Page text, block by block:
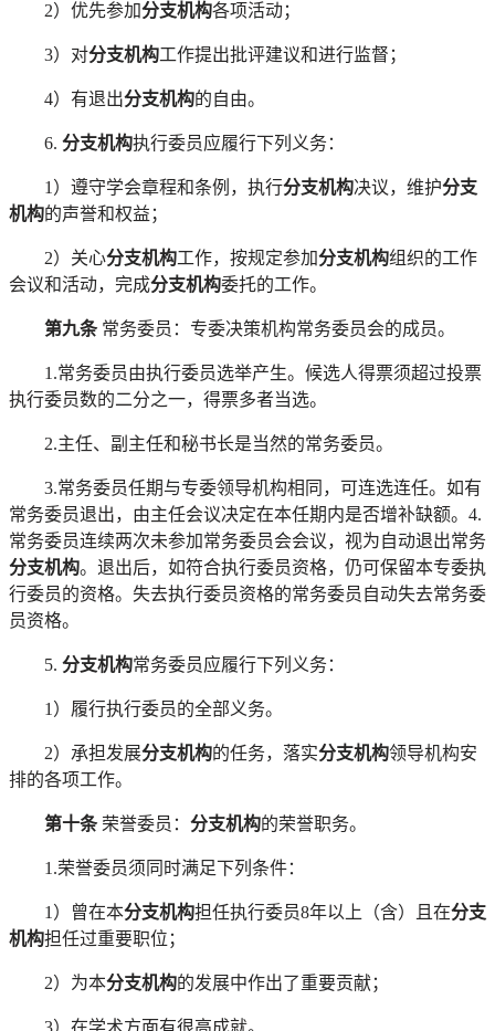
2）优先参加分支机构各项活动；
3）对分支机构工作提出批评建议和进行监督；
4）有退出分支机构的自由。
6. 分支机构执行委员应履行下列义务：
1）遵守学会章程和条例，执行分支机构决议，维护分支
机构的声誉和权益；
2）关心分支机构工作，按规定参加分支机构组织的工作
会议和活动，完成分支机构委托的工作。
第九条常务委员：专委决策机构常务委员会的成员。
1.常务委员由执行委员选举产生。候选人得票须超过投票
执行委员数的二分之一，得票多者当选。
2.主任、副主任和秘书长是当然的常务委员。
3.常务委员任期与专委领导机构相同，可连选连任。如有
常务委员退出，由主任会议决定在本任期内是否增补缺额。4.
常务委员连续两次未参加常务委员会会议，视为自动退出常务
分支机构。退出后，如符合执行委员资格，仍可保留本专委执
行委员的资格。失去执行委员资格的常务委员自动失去常务委
员资格。
5. 分支机构常务委员应履行下列义务：
1）履行执行委员的全部义务。
2）承担发展分支机构的任务，落实分支机构领导机构安
排的各项工作。
第十条荣誉委员： 分支机构的荣誉职务。
1.荣誉委员须同时满足下列条件：
1）曾在本分支机构担任执行委员8年以上（含）且在分支
机构担任过重要职位；
2）为本分支机构的发展中作出了重要贡献；